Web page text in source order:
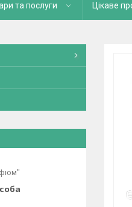
та послуги Цікаве